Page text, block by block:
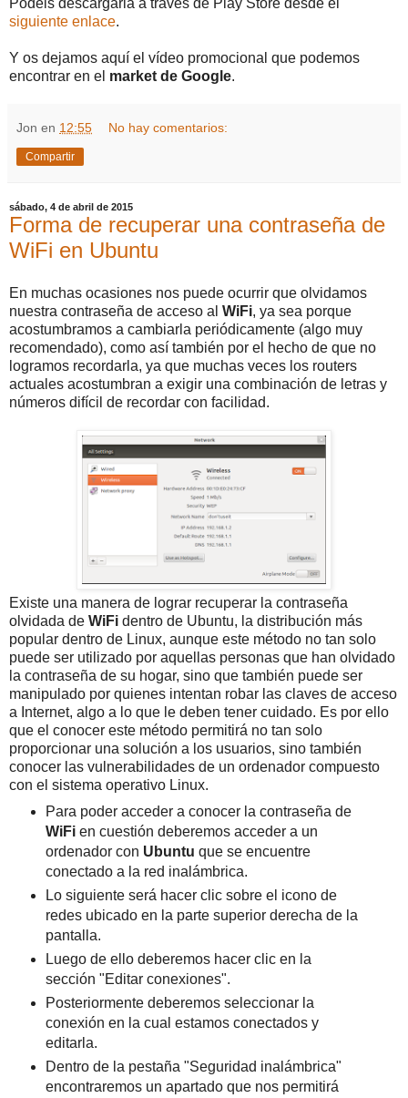
siguiente enlace.
Y os dejamos aquí el vídeo promocional que podemos
encontrar en el market de Google.
Jon en 12:55 No hay comentarios:
Compartir
sábado, 4 de abril de 2015
Forma de recuperar una contraseña de
WiFi en Ubuntu
En muchas ocasiones nos puede ocurrir que olvidamos
nuestra contraseña de acceso al WiFi, ya sea porque
acostumbramos a cambiarla periódicamente (algo muy
recomendado), como así también por el hecho de que no
logramos recordarla, ya que muchas veces los routers
actuales acostumbran a exigir una combinación de letras y
números difícil de recordar con facilidad.
Existe una manera de lograr recuperar la contraseña
olvidada de WiFi dentro de Ubuntu, la distribución más
popular dentro de Linux, aunque este método no tan solo
puede ser utilizado por aquellas personas que han olvidado
la contraseña de su hogar, sino que también puede ser
manipulado por quienes intentan robar las claves de acceso
a Internet, algo a lo que le deben tener cuidado. Es por ello
que el conocer este método permitirá no tan solo
proporcionar una solución a los usuarios, sino también
conocer las vulnerabilidades de un ordenador compuesto
con el sistema operativo Linux.
Para poder acceder a conocer la contraseña de
WiFien cuestión deberemos acceder a un
ordenador con Ubuntu que se encuentre
conectado a la red inalámbrica.
Lo siguiente será hacer clic sobre el icono de
redes ubicado en la parte superior derecha de la
pantalla.
Luego de ello deberemos hacer clic en la
sección "Editar conexiones".
Posteriormente deberemos seleccionar la
conexión en la cual estamos conectados y
editarla.
Dentro de la pestaña "Seguridad inalámbrica"
encontraremos un apartado que nos permitirá